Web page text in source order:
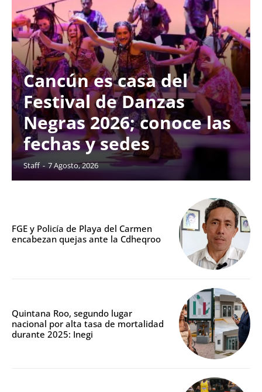
Cancún es casa del
Festival de Danzas
Negras 2026; conoce las
fechas y sedes
Staff - 7 Agosto, 2026
FGE y Policía de Playa del Carmen
encabezan quejas ante la Cdheqroo
Quintana Roo, segundo lugar
nacional por alta tasa de mortalidad
durante 2025: Inegi